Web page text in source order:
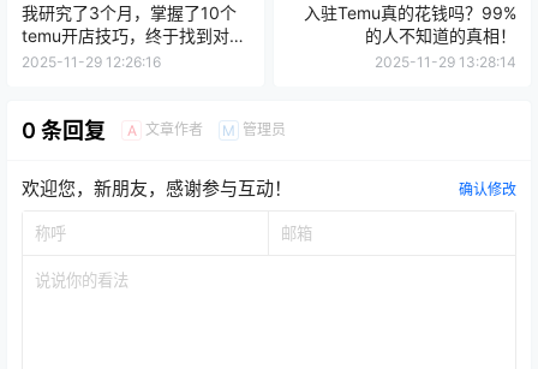
我研究了3个月，掌握了10个
temu开店技巧，终于找到对的
路！
2025-11-29 12:26:16
入驻Temu真的花钱吗？99%
的人不知道的真相！
2025-11-29 13:28:14
0 条回复 A 文章作者 M 管理员
欢迎您，新朋友，感谢参与互动！ 确认修改